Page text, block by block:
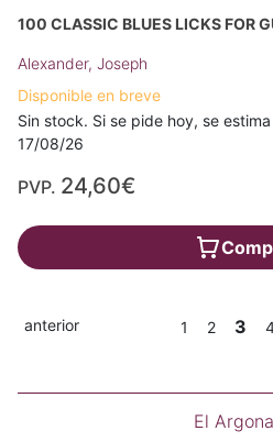
100 CLASSIC BLUES LICKS FOR
Alexander, Joseph
Disponible en breve
Sin stock. Si se pide hoy, se
17/08/26
PVP. 24,60€
anterior 1 2 3
El